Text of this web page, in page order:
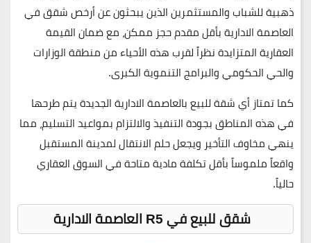
ذهبية للشباب والمستثمرين الذين يبحثون عنأرخص شقق في
العاصمة الاداريةبأقل مقدم حجز ممكن، مع ضمان القيمة
العقارية المتزايدة نظراً لقرب هذه الأحياء من منطقة الوزارات
والحي الحكومي والبرامج التنموية الكبرى.
كما تمتاز أيشقة للبيع بالعاصمة الادارية الجديدةيتم طرحها
في هذه المناطق بجودة التنفيذ والالتزام بمواعيد التسليم، مما
ينهي مخاوف التأخير ويجعل حلم الانتقال لمدينة المستقبل
واقعاً ملموساً بأقل تكلفة مادية متاحة في السوق العقاري
حالياً.
شقق للبيع في R5 العاصمة الادارية